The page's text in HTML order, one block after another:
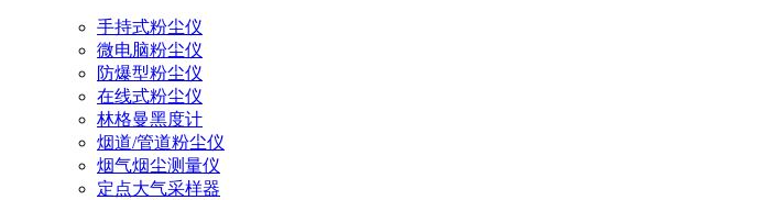
手持式粉尘仪
微电脑粉尘仪
防爆型粉尘仪
在线式粉尘仪
林格曼黑度计
烟道/管道粉尘仪
烟气烟尘测量仪
定点大气采样器